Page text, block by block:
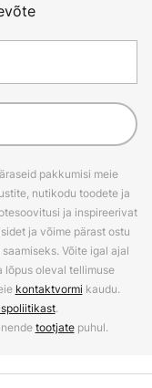
pakkumisi meie
nutikodu toodete ja
ja inspireerivat
ja võime pärast ostu
Võite igal ajal
lõpus oleval tellimuse
kontaktvormi kaudu.
.
tootjatepuhul.